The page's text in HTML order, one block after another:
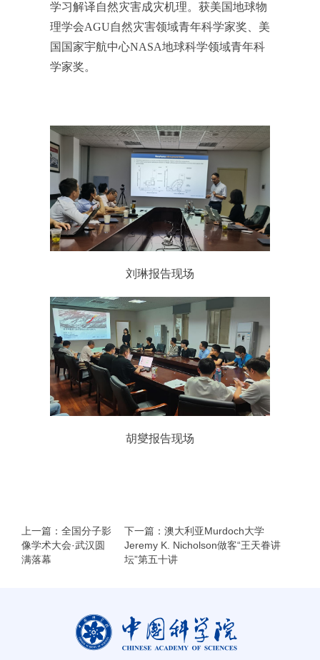
学习解译自然灾害成灾机理。获美国地球物
理学会AGU自然灾害领域青年科学家奖、美
国国家宇航中心NASA地球科学领域青年科
学家奖。
刘琳报告现场
胡燮报告现场
上一篇：全国分子影
像学术大会·武汉圆
满落幕
下一篇：澳大利亚Murdoch大学
Jeremy K. Nicholson做客“王天眷讲
坛”第五十讲